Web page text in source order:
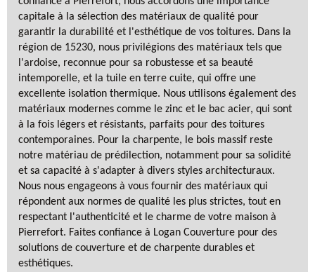
capitale à la sélection des matériaux de qualité pour
garantir la durabilité et l'esthétique de vos toitures. Dans la
région de 15230, nous privilégions des matériaux tels que
l'ardoise, reconnue pour sa robustesse et sa beauté
intemporelle, et la tuile en terre cuite, qui offre une
excellente isolation thermique. Nous utilisons également des
matériaux modernes comme le zinc et le bac acier, qui sont
à la fois légers et résistants, parfaits pour des toitures
contemporaines. Pour la charpente, le bois massif reste
notre matériau de prédilection, notamment pour sa solidité
et sa capacité à s'adapter à divers styles architecturaux.
Nous nous engageons à vous fournir des matériaux qui
répondent aux normes de qualité les plus strictes, tout en
respectant l'authenticité et le charme de votre maison à
Pierrefort. Faites confiance à Logan Couverture pour des
solutions de couverture et de charpente durables et
esthétiques.